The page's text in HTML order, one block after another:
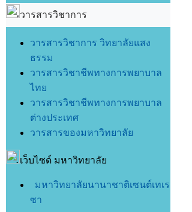
วารสารวิชาการ
วารสารวิชาการ วิทยาลัยแสง
ธรรม
วารสารวิชาชีพทางการพยาบาล
ไทย
วารสารวิชาชีพทางการพยาบาล
ต่างประเทศ
วารสารของมหาวิทยาลัย
เว็บไซด์ มหาวิทยาลัย
มหาวิทยาลัยนานาชาติเซนต์เทเร
ซา